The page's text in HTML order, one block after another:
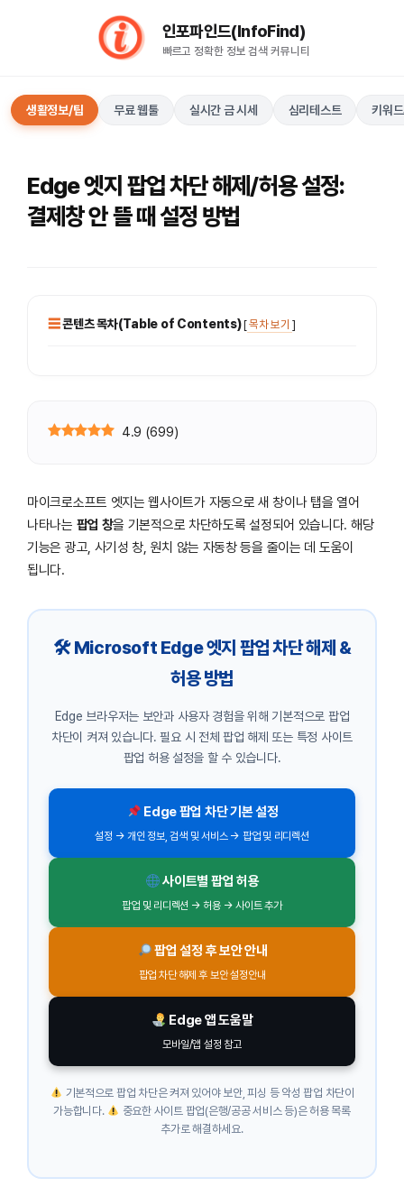
인포파인드(InfoFind)​​​​
빠르고 정확한 정보 검색 커뮤니티
생활정보/팁 무료 웹툴 실시간 금 시세 심리테스트 키워
Edge 엣지 팝업 차단 해제/허용 설정:
결제창 안 뜰 때 설정 방법
콘텐츠 목차(Table of Contents)[목차 보기 ]
4.9 (699)
마이크로소프트 엣지는 웹사이트가 자동으로 새 창이나 탭을 열어
나타나는 팝업 창을 기본적으로 차단하도록 설정되어 있습니다. 해당
기능은 광고, 사기성 창, 원치 않는 자동창 등을 줄이는 데 도움이
됩니다.
🛠 Microsoft Edge 엣지 팝업 차단 해제 &
허용 방법
Edge 브라우저는 보안과 사용자 경험을 위해 기본적으로 팝업
차단이 켜져 있습니다. 필요 시 전체 팝업 해제 또는 특정 사이트
팝업 허용 설정을 할 수 있습니다.
Edge 팝업 차단 기본 설정
설정 → 개인 정보, 검색 및 서비스 → 팝업 및 리디렉션
사이트별 팝업 허용
팝업 및 리디렉션 → 허용 → 사이트 추가
팝업 설정 후 보안 안내
팝업 차단 해제 후 보안 설정안내
Edge 앱 도움말
모바일/앱 설정 참고
기본적으로 팝업 차단은 켜져 있어야 보안, 피싱 등 악성 팝업 차단이
가능합니다.
중요한 사이트 팝업(은행/공공 서비스 등)은 허용 목록
추가로 해결하세요.